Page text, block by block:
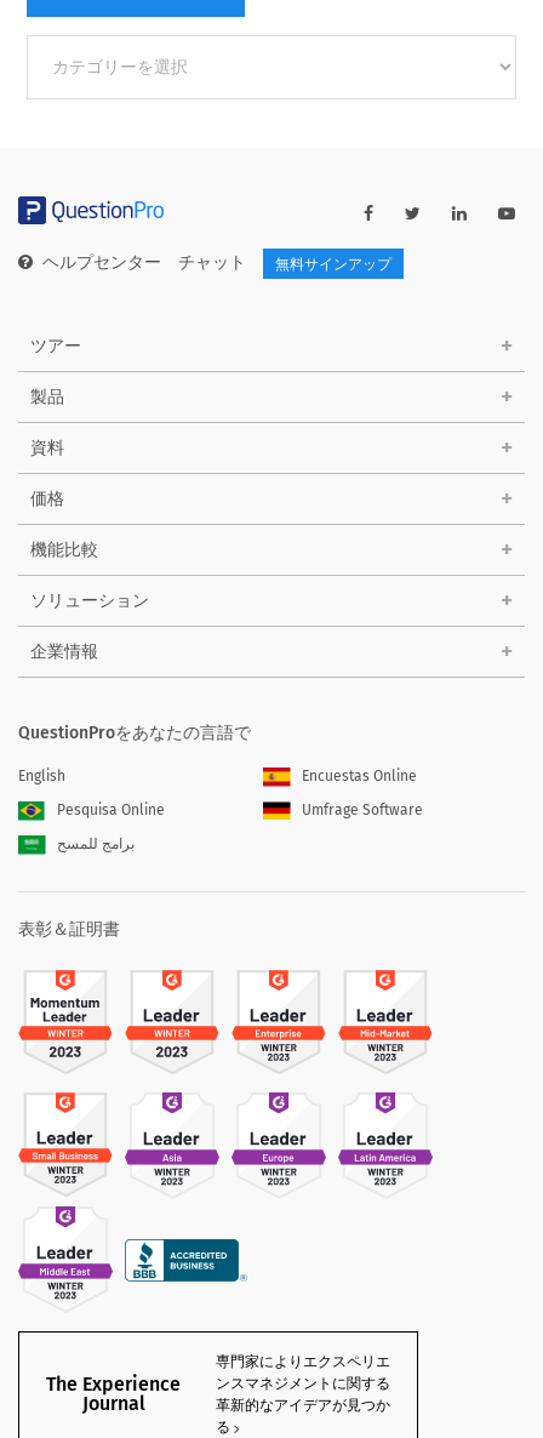
カ
ー
ヘルプセンター チャット 無料サインアップ
ツアー
製品
資料
価格
機能比較
ソリューション
企業情報
QuestionProをあなたの言語で
English
Encuestas Online
Pesquisa Online
Umfrage Software
برامج للمسح
表彰＆証明書
The Experience
Journal
専門家によりエクスペリエ
ンスマネジメントに関する
革新的なアイデアが見つか
る